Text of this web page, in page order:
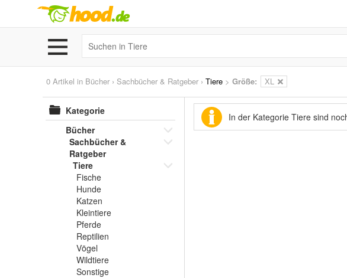
0 Artikel in Bücher › Sachbücher & Ratgeber › Tiere > Größe: XL
Kategorie
Bücher
Sachbücher &
Ratgeber
Tiere
Fische
Hunde
Katzen
Kleintiere
Pferde
Reptilien
Vögel
Wildtiere
Sonstige
In der Kategorie Tiere sind